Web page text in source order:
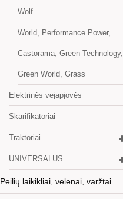
Wolf
World, Performance Power,
Castorama, Green Technology,
Green World, Grass
Elektrinės vejapjovės
Skarifikatoriai
Traktoriai
UNIVERSALUS
Peilių laikikliai, velenai, varžtai